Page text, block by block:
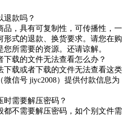
退款吗？
品，具有可复制性，可传播性，一
形式的退款、换货要求。请您在购
所需要的资源。还请谅解。
下载的文件无法查看怎么办？
下载或者下载的文件无法查看这类
微信号 jiyc2008）提供付款信息为
时需要解压密码？
都不需要解压密码，如个别文件需